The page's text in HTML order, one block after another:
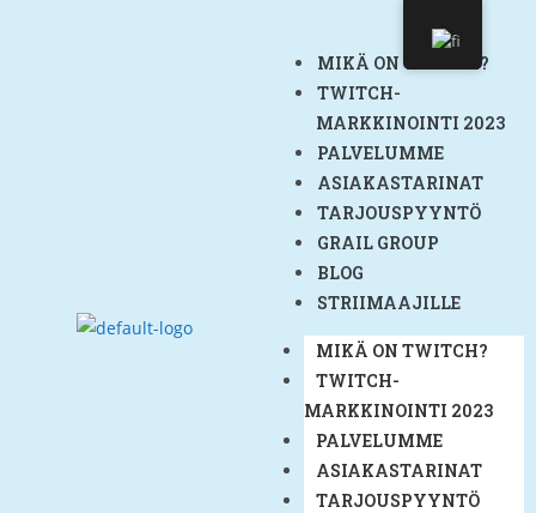
MIKÄ ON TWITCH?
TWITCH-
MARKKINOINTI 2023
PALVELUMME
ASIAKASTARINAT
TARJOUSPYYNTÖ
GRAIL GROUP
BLOG
STRIIMAAJILLE
MIKÄ ON TWITCH?
TWITCH-
MARKKINOINTI 2023
PALVELUMME
ASIAKASTARINAT
TARJOUSPYYNTÖ